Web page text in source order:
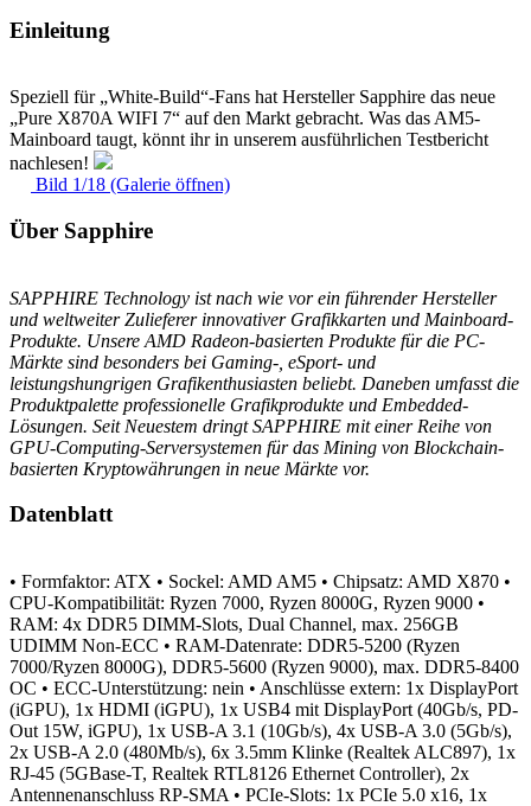
Einleitung
Speziell für „White-Build“-Fans hat Hersteller Sapphire das neue
„Pure X870A WIFI 7“ auf den Markt gebracht. Was das AM5-
Mainboard taugt, könnt ihr in unserem ausführlichen Testbericht
nachlesen!
Bild 1/18 (Galerie öffnen)
Über Sapphire
SAPPHIRE Technology ist nach wie vor ein führender Hersteller
und weltweiter Zulieferer innovativer Grafikkarten und Mainboard-
Produkte. Unsere AMD Radeon-basierten Produkte für die PC-
Märkte sind besonders bei Gaming-, eSport- und
leistungshungrigen Grafikenthusiasten beliebt. Daneben umfasst die
Produktpalette professionelle Grafikprodukte und Embedded-
Lösungen. Seit Neuestem dringt SAPPHIRE mit einer Reihe von
GPU-Computing-Serversystemen für das Mining von Blockchain-
basierten Kryptowährungen in neue Märkte vor.
Datenblatt
• Formfaktor: ATX • Sockel: AMD AM5 • Chipsatz: AMD X870 •
CPU-Kompatibilität: Ryzen 7000, Ryzen 8000G, Ryzen 9000 •
RAM: 4x DDR5 DIMM-Slots, Dual Channel, max. 256GB
UDIMM Non-ECC • RAM-Datenrate: DDR5-5200 (Ryzen
7000/Ryzen 8000G), DDR5-5600 (Ryzen 9000), max. DDR5-8400
OC • ECC-Unterstützung: nein • Anschlüsse extern: 1x DisplayPort
(iGPU), 1x HDMI (iGPU), 1x USB4 mit DisplayPort (40Gb/s, PD-
Out 15W, iGPU), 1x USB-A 3.1 (10Gb/s), 4x USB-A 3.0 (5Gb/s),
2x USB-A 2.0 (480Mb/s), 6x 3.5mm Klinke (Realtek ALC897), 1x
RJ-45 (5GBase-T, Realtek RTL8126 Ethernet Controller), 2x
Antennenanschluss RP-SMA • PCIe-Slots: 1x PCIe 5.0 x16, 1x